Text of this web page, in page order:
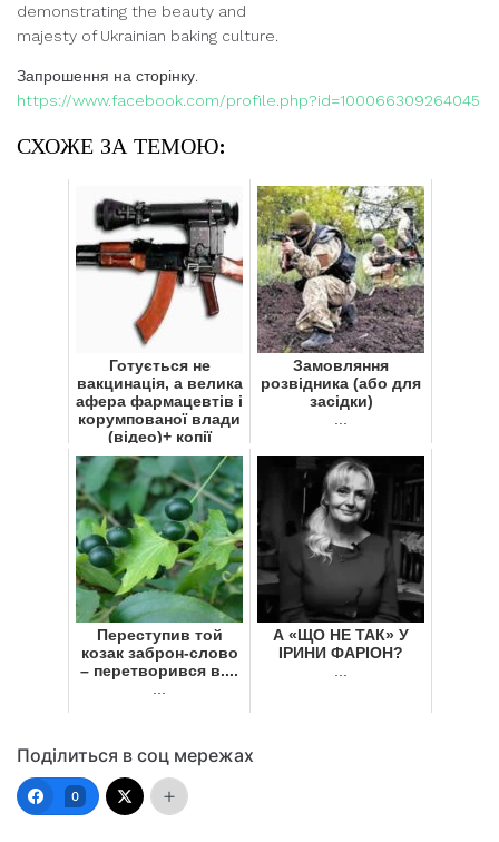
demonstrating the beauty and
majesty of Ukrainian baking culture.
Запрошення на сторінку.
https://www.facebook.com/profile.php?id=100066309264045
СХОЖЕ ЗА ТЕМОЮ:
Готується не
вакцинація, а велика
афера фармацевтів і
корумпованої влади
(відео)+ копії
документів
...
Замовляння
розвідника (або для
засідки)
Переступив той
козак заброн-слово
– перетворився в....
А «ЩО НЕ ТАК» У
ІРИНИ ФАРІОН?
Поділиться в соц мережах
0